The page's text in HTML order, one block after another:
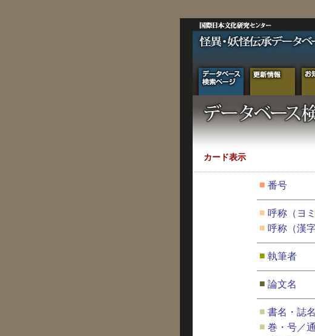
カード表示
■ 番号
■ 呼称（ヨミ
■ 呼称（漢字
■ 執筆者
■ 論文名
■ 書名・誌名
■ 巻・号／